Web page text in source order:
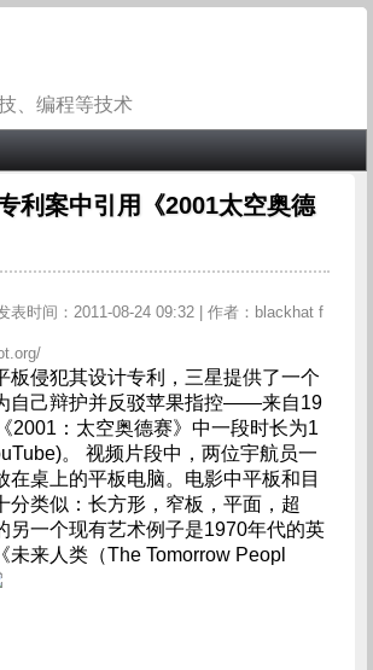
、编程等技术
利案中引用《2001太空奥德
发表时间：2011-08-24 09:32 | 作者：blackhat f
板侵犯其设计专利，三星提供了一个
自己辩护并反驳苹果指控——来自19
2001：太空奥德赛》中一段时长为1
。 视频片段中，两位宇航员一
在桌上的平板电脑。电影中平板和目
分类似：长方形，窄板，平面，超
另一个现有艺术例子是1970年代的英
未来人类（The Tomorrow Peopl